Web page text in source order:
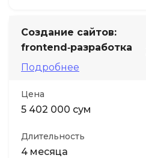
Создание сайтов:
frontend‑разработка
Подробнее
Цена
5 402 000 сум
Длительность
4 месяца